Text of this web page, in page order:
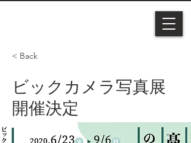
< Back
ビックカメラ写真展
開催決定